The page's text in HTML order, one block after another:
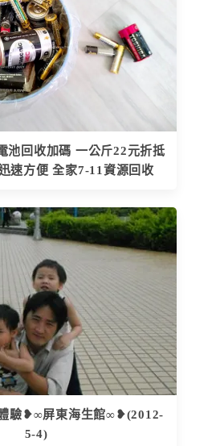
池回收加碼 一公斤22元折抵
速方便 全家7-11資源回收
驗❥∞屏東海生館∞❥(2012-
5-4)